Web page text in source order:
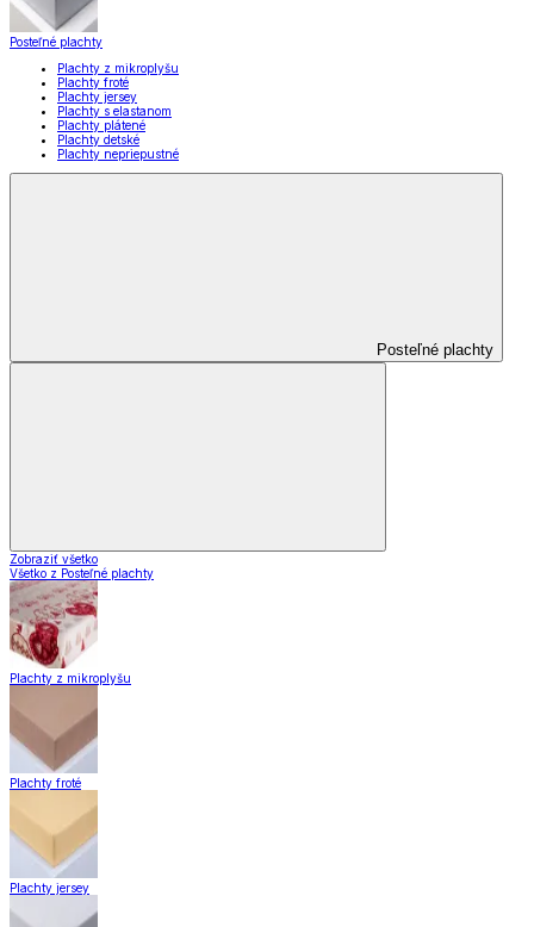
Posteľné plachty
Plachty z mikroplyšu
Plachty froté
Plachty jersey
Plachty s elastanom
Plachty plátené
Plachty detské
Plachty nepriepustné
Posteľné plachty
Zobraziť všetko
Všetko z Posteľné plachty
Plachty z mikroplyšu
Plachty froté
Plachty jersey